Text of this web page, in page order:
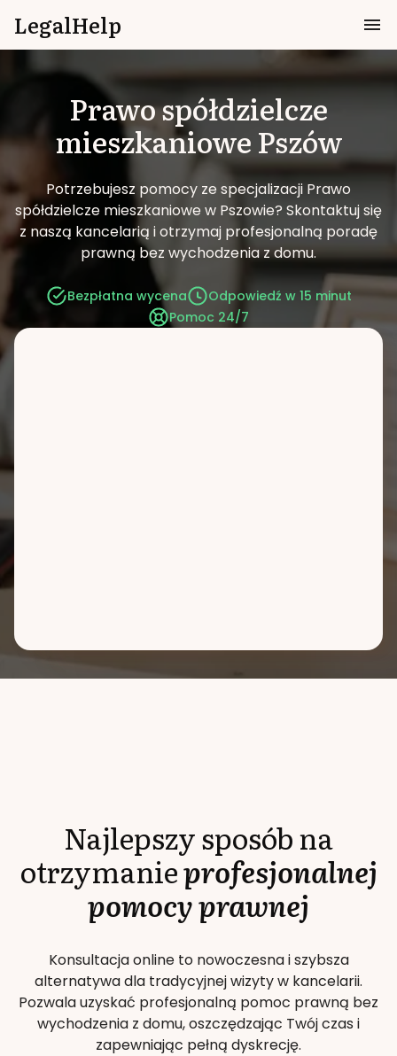
LegalHelp
Prawo spółdzielcze
mieszkaniowePszów
Potrzebujesz pomocy ze specjalizacji Prawo
spółdzielcze mieszkaniowe w Pszowie? Skontaktuj się
z naszą kancelarią i otrzymaj profesjonalną poradę
prawną bez wychodzenia z domu.
Bezpłatna wycena
Odpowiedź w 15 minut
Pomoc 24/7
Najlepszy sposób na
otrzymanieprofesjonalnej
pomocy prawnej
Konsultacja online to nowoczesna i szybsza
alternatywa dla tradycyjnej wizyty w kancelarii.
Pozwala uzyskać profesjonalną pomoc prawną bez
wychodzenia z domu, oszczędzając Twój czas i
zapewniając pełną dyskrecję.